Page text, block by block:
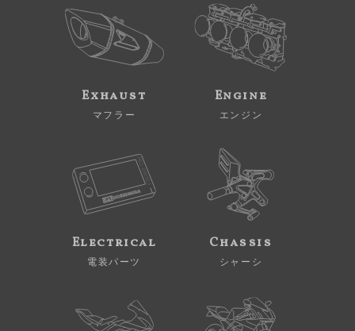
Exhaust
マフラー
Engine
エンジン
Electrical
電装パーツ
Chassis
シャーシ